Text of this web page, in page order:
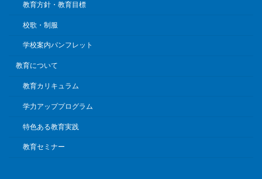
教育方針・教育目標
校歌・制服
学校案内パンフレット
教育について
教育カリキュラム
学力アッププログラム
特色ある教育実践
教育セミナー